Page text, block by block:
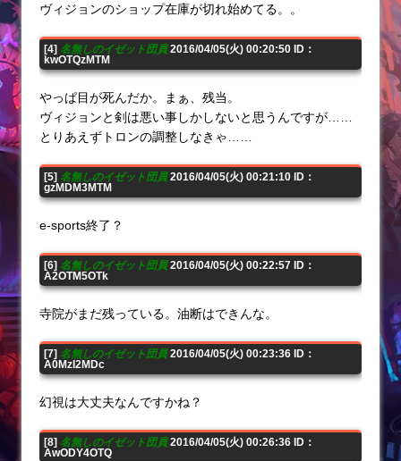
ヴィジョンのショップ在庫が切れ始めてる。。
[4] 名無しのイゼット団員2016/04/05(火) 00:20:50 ID：
kwOTQzMTM
やっぱ目が死んだか。まぁ、残当。
ヴィジョンと剣は悪い事しかしないと思うんですが……
とりあえずトロンの調整しなきゃ……
[5] 名無しのイゼット団員2016/04/05(火) 00:21:10 ID：
gzMDM3MTM
e-sports終了？
[6] 名無しのイゼット団員2016/04/05(火) 00:22:57 ID：
A2OTM5OTk
寺院がまだ残っている。油断はできんな。
[7] 名無しのイゼット団員2016/04/05(火) 00:23:36 ID：
A0MzI2MDc
幻視は大丈夫なんですかね？
[8] 名無しのイゼット団員2016/04/05(火) 00:26:36 ID：
AwODY4OTQ